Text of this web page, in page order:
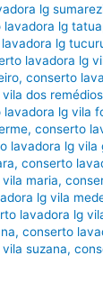
lg
lavadora lg
lg
lavadora lg
,conserto
dos remédios
lavadora lg vila
,conserto
lavadora lg vila
,conserto
maria,
lg vila
lavadora lg
,conserto
suzana,